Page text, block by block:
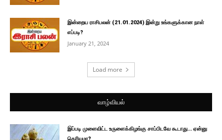
இன்றைய ராசிபலன் (21.01.2024) இன்று உங்களுக்கான நாள்
எப்படி?
January 21, 2024
Load more
வாழ்வியல்
இப்படி முளைவிட்ட உருளைக்கிழங்கு சாப்பிடவே கூடாது… ஏன்னு
தெரியுமா?